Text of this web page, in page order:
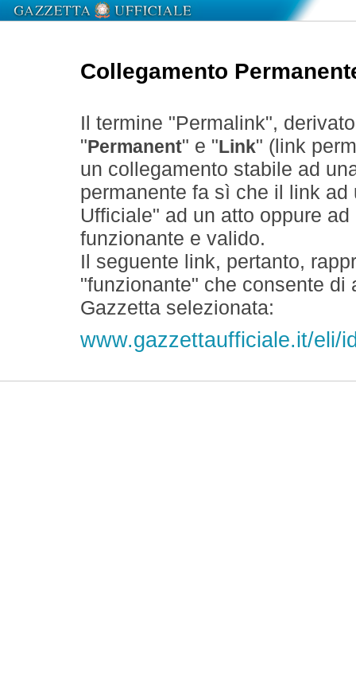
Collegamento
Il termine "Permalink",
" Permanent" e " Link" (link
un collegamento stabile ad
permanente fa sì che il link
Ufficiale" ad un atto oppure
funzionante e valido.
Il seguente link, pertanto,
"funzionante" che consente
Gazzetta selezionata:
www.gazzettaufficiale.it/eli/